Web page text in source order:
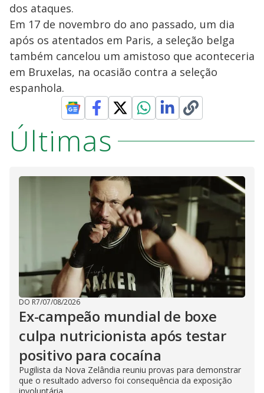
dos ataques.
Em 17 de novembro do ano passado, um dia
após os atentados em Paris, a seleção belga
também cancelou um amistoso que aconteceria
em Bruxelas, na ocasião contra a seleção
espanhola.
Últimas
DO R7/07/08/2026
Ex-campeão mundial de boxe
culpa nutricionista após testar
positivo para cocaína
Pugilista da Nova Zelândia reuniu provas para demonstrar
que o resultado adverso foi consequência da exposição